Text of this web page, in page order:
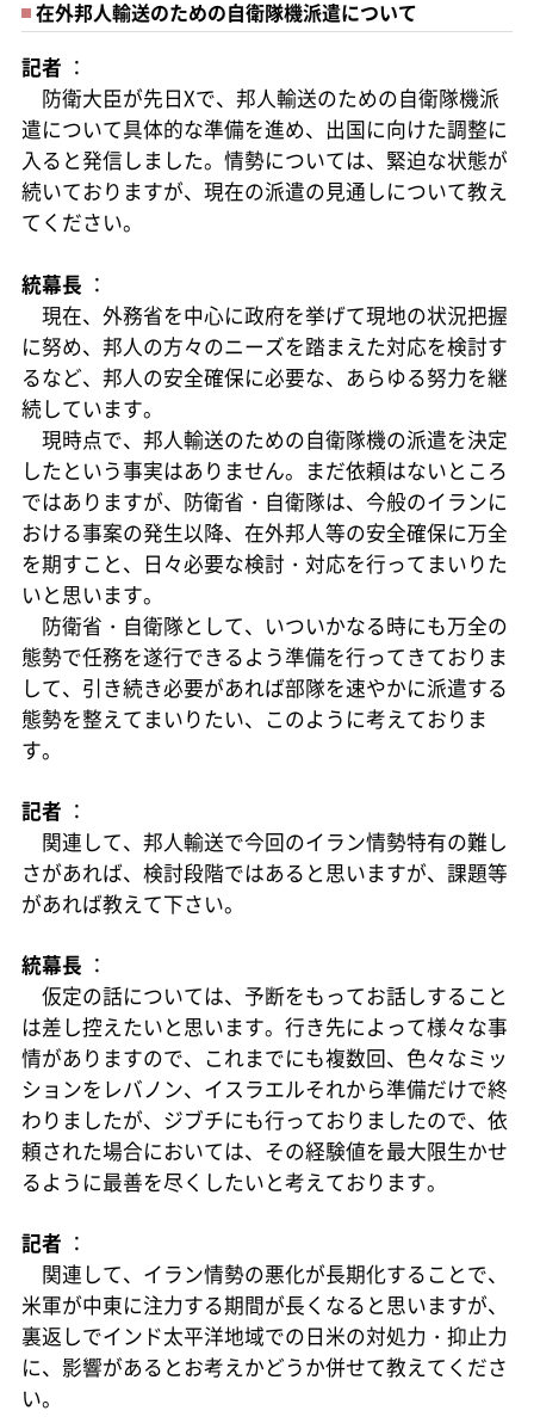
在外邦人輸送のための自衛隊機派遣について
記者 ：
防衛大臣が先日Xで、邦人輸送のための自衛隊機派
遣について具体的な準備を進め、出国に向けた調整に
入ると発信しました。情勢については、緊迫な状態が
続いておりますが、現在の派遣の見通しについて教え
てください。
統幕長 ：
現在、外務省を中心に政府を挙げて現地の状況把握
に努め、邦人の方々のニーズを踏まえた対応を検討す
るなど、邦人の安全確保に必要な、あらゆる努力を継
続しています。
現時点で、邦人輸送のための自衛隊機の派遣を決定
したという事実はありません。まだ依頼はないところ
ではありますが、防衛省・自衛隊は、今般のイランに
おける事案の発生以降、在外邦人等の安全確保に万全
を期すこと、日々必要な検討・対応を行ってまいりた
いと思います。
防衛省・自衛隊として、いついかなる時にも万全の
態勢で任務を遂行できるよう準備を行ってきておりま
して、引き続き必要があれば部隊を速やかに派遣する
態勢を整えてまいりたい、このように考えておりま
す。
記者 ：
関連して、邦人輸送で今回のイラン情勢特有の難し
さがあれば、検討段階ではあると思いますが、課題等
があれば教えて下さい。
統幕長 ：
仮定の話については、予断をもってお話しすること
は差し控えたいと思います。行き先によって様々な事
情がありますので、これまでにも複数回、色々なミッ
ションをレバノン、イスラエルそれから準備だけで終
わりましたが、ジブチにも行っておりましたので、依
頼された場合においては、その経験値を最大限生かせ
るように最善を尽くしたいと考えております。
記者 ：
関連して、イラン情勢の悪化が長期化することで、
米軍が中東に注力する期間が長くなると思いますが、
裏返しでインド太平洋地域での日米の対処力・抑止力
に、影響があるとお考えかどうか併せて教えてくださ
い。